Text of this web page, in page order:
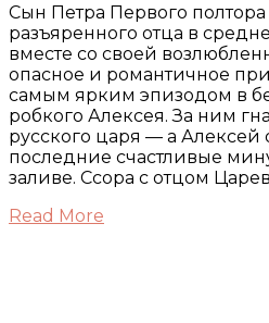
Сын Петра Первого полтора
разъяренного отца в
вместе со своей
опасное и романтичное
самым ярким эпизодом в
робкого Алексея. За ним
русского царя — а Алексей
последние счастливые
заливе. Ссора с отцом
Read More